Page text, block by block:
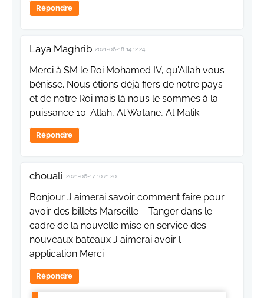
Répondre
Laya Maghrib 2021-06-18 14:12:24
Merci à SM le Roi Mohamed IV, qu’Allah vous
bénisse. Nous étions déjà fiers de notre pays
et de notre Roi mais là nous le sommes à la
puissance 10. Allah, Al Watane, Al Malik
Répondre
chouali 2021-06-17 10:21:20
Bonjour J aimerai savoir comment faire pour
avoir des billets Marseille --Tanger dans le
cadre de la nouvelle mise en service des
nouveaux bateaux J aimerai avoir l
application Merci
Répondre